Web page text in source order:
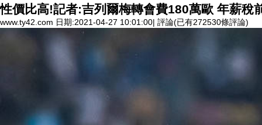
性價比高!記者:吉列爾梅轉會費180萬歐 年薪稅
www.ty42.com 日期:2021-04-27 10:01:00| 評論(已有272530條評論)